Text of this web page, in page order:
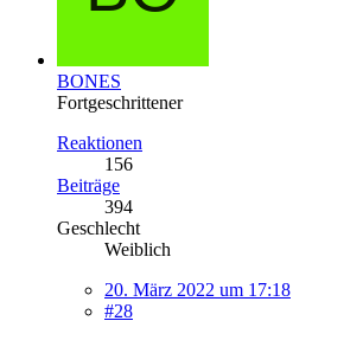
BONES
Fortgeschrittener
Reaktionen
156
Beiträge
394
Geschlecht
Weiblich
20. März 2022 um 17:18
#28